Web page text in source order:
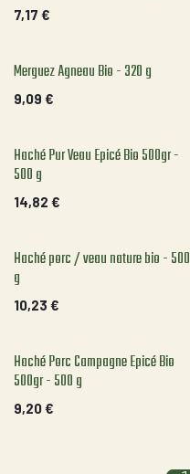
7,17 €
Merguez Agneau Bio - 320 g
9,09 €
Haché Pur Veau Epicé Bio 500gr -
500 g
14,82 €
Haché porc / veau nature bio - 500
g
10,23 €
Haché Porc Campagne Epicé Bio
500gr - 500 g
9,20€